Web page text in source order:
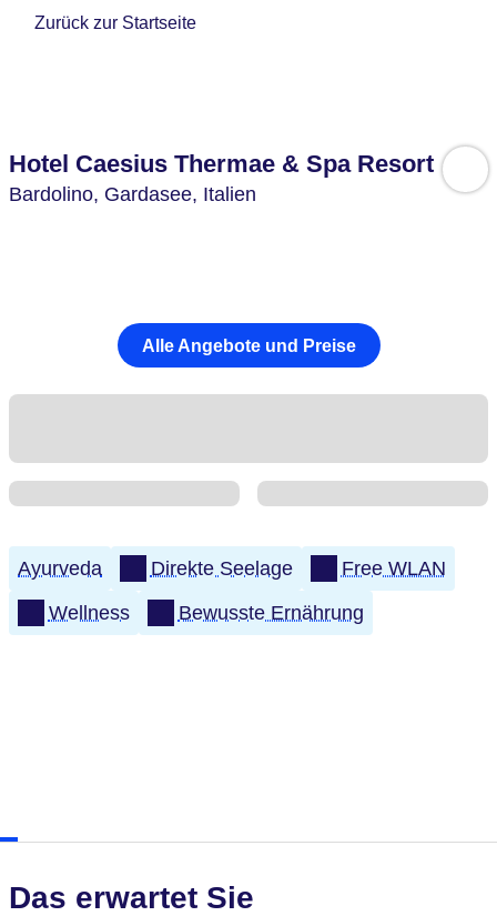
Zurück zur Startseite
Hotel Caesius Thermae & Spa Resort
Bardolino, Gardasee, Italien
Alle Angebote und Preise
Ayurveda Direkte Seelage
Free WLAN
Wellness
Bewusste Ernährung
Das erwartet Sie